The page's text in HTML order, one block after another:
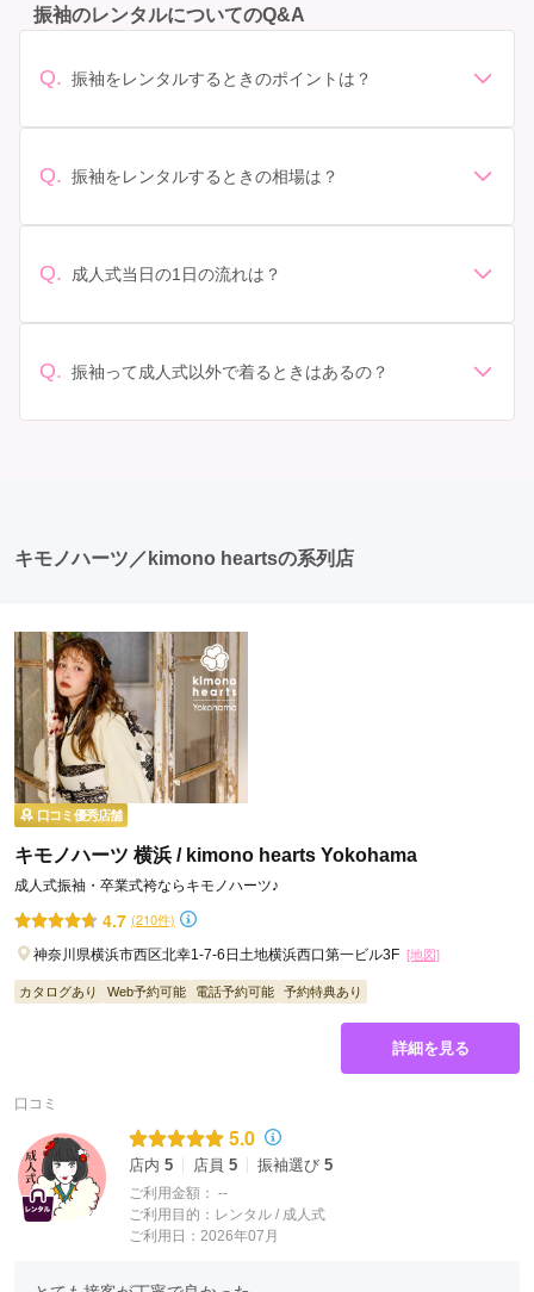
振袖のレンタルについてのQ&A
Q. 振袖をレンタルするときのポイントは？
があります。 サイズ選び: 自分の体型に合ったサイズを
ンタル料金に含まれるもの（小物や帯、草履など）を確
っかり確認しておく必要があります。 お店選び: 評判や
しょう。
Q. 振袖をレンタルするときの相場は？
されています。 高級なものやブランド物になると、それ
Q. 成人式当日の1日の流れは？
人式: 一般的に午前中に成人式が行わる場合が多いです
Q. 振袖って成人式以外で着るときはあるの？
キモノハーツ／kimono heartsの系列店
口コミ優秀店舗
キモノハーツ 横浜 / kimono hearts Yokohama
成人式振袖・卒業式袴ならキモノハーツ♪
4.7 (210件)
神奈川県横浜市西区北幸1-7-6日土地横浜西口第一ビル3F [地図]
カタログあり Web予約可能 電話予約可能 予約特典あり
詳細を見る
口コミ
5.0
店内 5 店員 5 振袖選び 5
ご利用金額： --
ご利用目的： レンタル / 成人式
ご利用日：2026年07月